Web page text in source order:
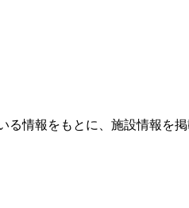
る情報をもとに、施設情報